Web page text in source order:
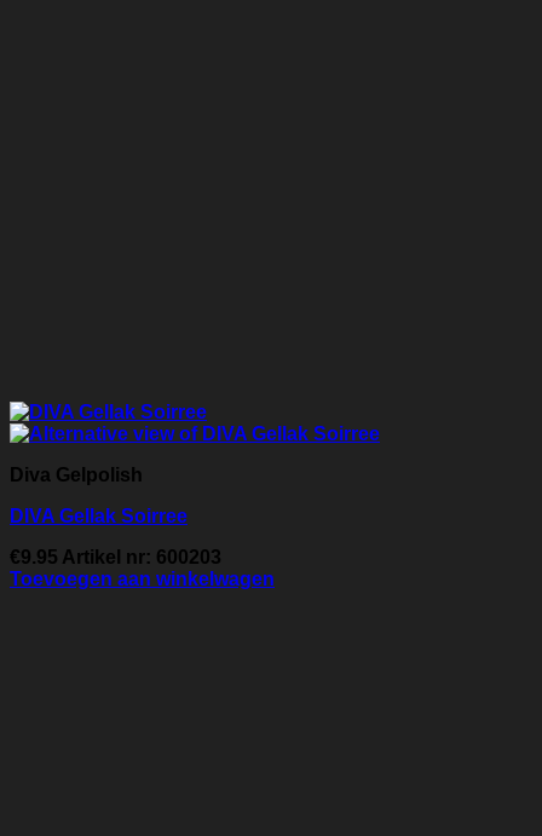
Diva Gelpolish
DIVA Gellak Soirree
€9.95 Artikel nr: 600203
Toevoegen aan winkelwagen